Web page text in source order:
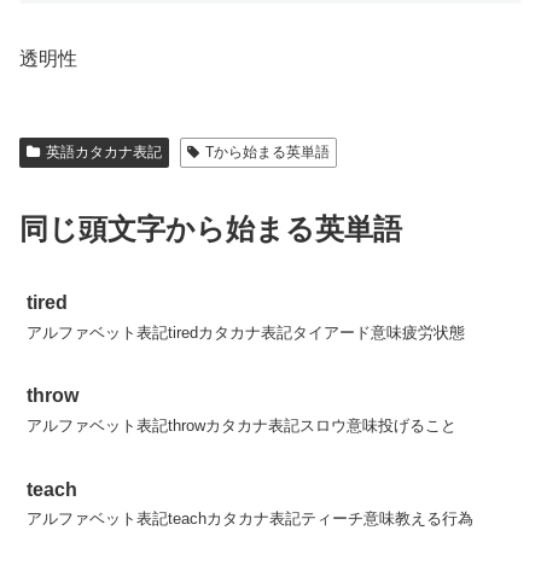
透明性
英語カタカナ表記 Tから始まる英単語
同じ頭文字から始まる英単語
tired
アルファベット表記tiredカタカナ表記タイアード意味疲労状態
throw
アルファベット表記throwカタカナ表記スロウ意味投げること
teach
アルファベット表記teachカタカナ表記ティーチ意味教える行為